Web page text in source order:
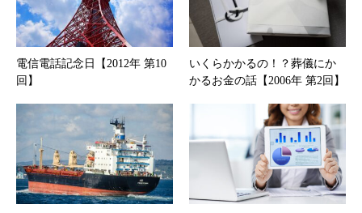
電信電話記念日【2012年 第10
回】
いくらかかるの！？葬儀にか
かるお金の話【2006年 第2回】